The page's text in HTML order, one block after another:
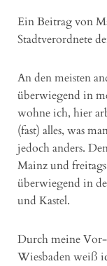
Ein Beitrag von
Stadtverordnete
An den meisten
überwiegend in
wohne ich, hier
(fast) alles, was
jedoch anders.
Mainz und
überwiegend in
und Kastel.
Durch meine
Wiesbaden weiß